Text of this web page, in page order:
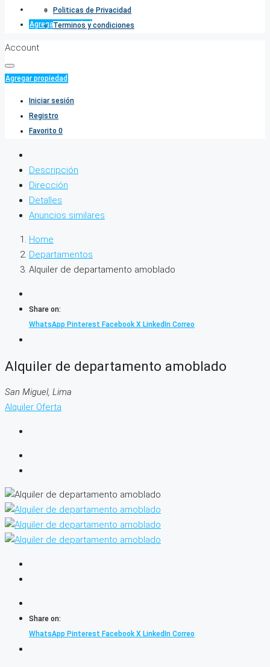
Favorito0
Agregar propiedad
Politicas de Privacidad
Terminos y condiciones
Account
Agregar propiedad
Iniciar sesión
Registro
Favorito 0
Descripción
Dirección
Detalles
Anuncios similares
Home
Departamentos
Alquiler de departamento amoblado
Share on:
WhatsApp Pinterest Facebook X LinkedIn Correo
Alquiler de departamento amoblado
San Miguel, Lima
Alquiler Oferta
Share on:
WhatsApp Pinterest Facebook X LinkedIn Correo